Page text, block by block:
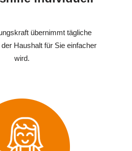
übernimmt tägliche
Haushalt für Sie einfacher
wird.